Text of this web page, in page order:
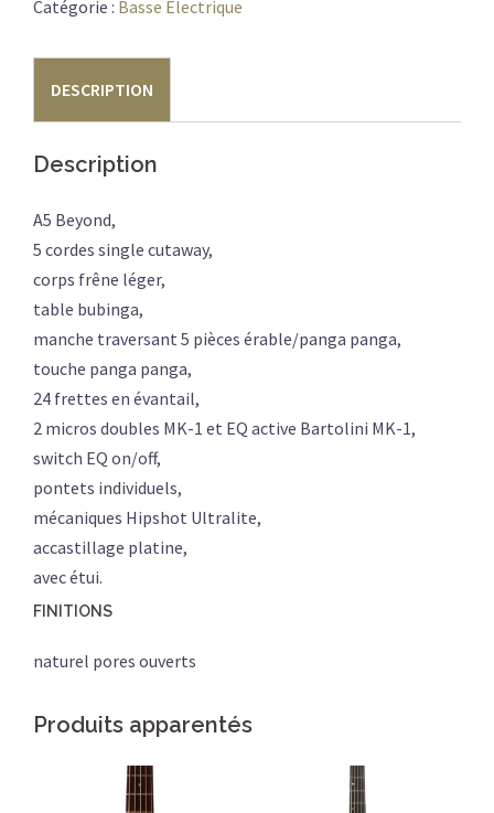
A5
BUBINGA
NAT
Catégorie : Basse Electrique
DESCRIPTION
Description
A5 Beyond,
5 cordes single cutaway,
corps frêne léger,
table bubinga,
manche traversant 5 pièces érable/panga panga,
touche panga panga,
24 frettes en évantail,
2 micros doubles MK-1 et EQ active Bartolini MK-1,
switch EQ on/off,
pontets individuels,
mécaniques Hipshot Ultralite,
accastillage platine,
avec étui.
FINITIONS
naturel pores ouverts
Produits apparentés